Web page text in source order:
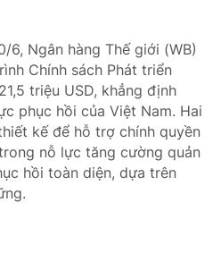
6, Ngân hàng Thế giới (WB)
Chính sách Phát triển
triệu USD, khẳng định
phục hồi của Việt Nam. Hai
kế để hỗ trợ chính quyền
nỗ lực tăng cường quản
hồi toàn diện, dựa trên